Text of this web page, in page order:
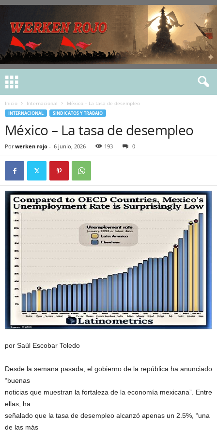
Inicio Internacional México – La tasa de desempleo
INTERNACIONAL SINDICATOS Y TRABAJO
México – La tasa de desempleo
Por werken rojo - 6 junio, 2026 193 0
por Saúl Escobar Toledo
Desde la semana pasada, el gobierno de la república ha anunciado
“buenas
noticias que muestran la fortaleza de la economía mexicana”. Entre
ellas, ha
señalado que la tasa de desempleo alcanzó apenas un 2.5%, “una
de las más